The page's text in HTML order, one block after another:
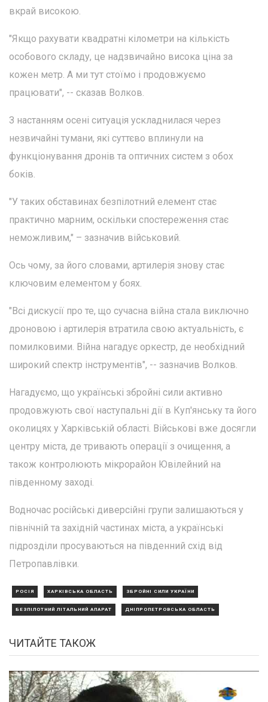
вкрай високою.
"Якщо рахувати квадратні кілометри на кількість
особового складу, це надзвичайно висока ціна за
кожен метр. А ми тут стоїмо і продовжуємо
працювати", -- сказав Волков.
З настанням осені ситуація ускладнилася через
незвичайні тумани, які суттєво вплинули на
функціонування дронів та оптичних систем з обох
боків.
"У таких обставинах безпілотний елемент стає
практично марним, оскільки спостереження стає
неможливим," – зазначив військовий.
Ось чому, за його словами, артилерія знову стає
ключовим елементом у боях.
"Всі дискусії про те, що сучасна війна стала виключно
дроновою і артилерія втратила свою актуальність, є
помилковими. Війна нагадує оркестр, де необхідний
широкий спектр інструментів", -- зазначив Волков.
Нагадуємо, що українські збройні сили активно
продовжують свої наступальні дії в Куп'янську та його
околицях у Харківській області. Військові вже досягли
центру міста, де тривають операції з очищення, а
також контролюють мікрорайон Ювілейний на
південному заході.
Водночас російські диверсійні групи залишаються у
північній та західній частинах міста, а українські
підрозділи просуваються на південний схід від
Петропавлівки.
РОСІЯ ХАРКІВСЬКА ОБЛАСТЬ ЗБРОЙНІ СИЛИ УКРАЇНИ
БЕЗПІЛОТНИЙ ЛІТАЛЬНИЙ АПАРАТ ДНІПРОПЕТРОВСЬКА ОБЛАСТЬ
ЧИТАЙТЕ ТАКОЖ